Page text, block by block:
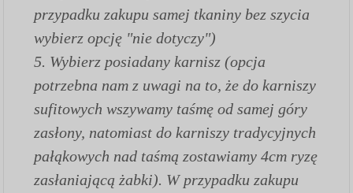
przypadku zakupu samej tkaniny bez szycia
wybierz opcję "nie dotyczy")
5. Wybierz posiadany karnisz (opcja
potrzebna nam z uwagi na to, że do karniszy
sufitowych wszywamy taśmę od samej góry
zasłony, natomiast do karniszy tradycyjnych
pałąkowych nad taśmą zostawiamy 4cm ryzę
zasłaniającą żabki). W przypadku zakupu